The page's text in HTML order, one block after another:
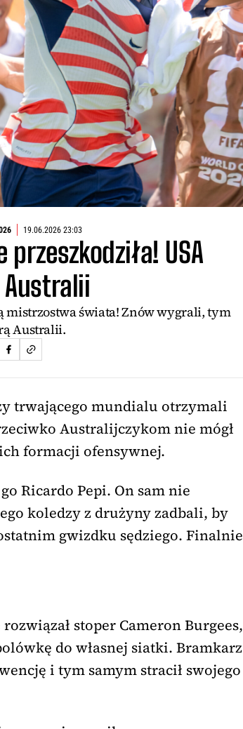
19.06.2026 23:03
USA
Australii
mistrzostwa świata! Znów wygrali, tym
Australii.
trwającego mundialu otrzymali
Australijczykom nie mógł
formacji ofensywnej.
Ricardo Pepi. On sam nie
koledzy z drużyny zadbali, by
gwizdku sędziego. Finalnie
stoper Cameron Burgees,
do własnej siatki. Bramkarz
i tym samym stracił swojego